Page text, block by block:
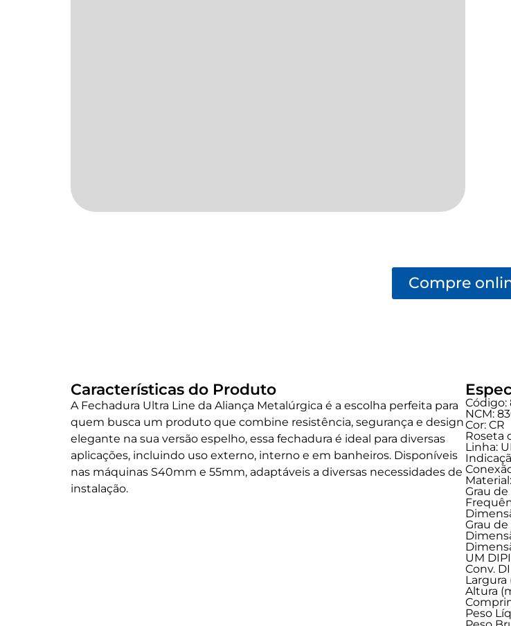
Compre
Características do Produto
A Fechadura Ultra Line da Aliança Metalúrgica é a escolha perfeita para
quem busca um produto que combine resistência, segurança e design
elegante na sua versão espelho, essa fechadura é ideal para diversas
aplicações, incluindo uso externo, interno e em banheiros. Disponíveis
nas máquinas S40mm e 55mm, adaptáveis a diversas necessidades de
instalação.
Código:
NCM:
Cor: CR
Roseta
Linha:
Grau
Grau de
UM
Conv.
Largura
Altura
Peso